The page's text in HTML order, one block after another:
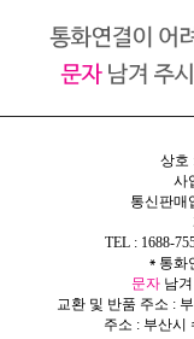
상호
사
통신판매
TEL : 1688-
*통화
문자 남
교환 및 반품 주소 :
주소 : 부산시